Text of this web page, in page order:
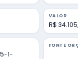
VALOR
R$
1-
FONTE